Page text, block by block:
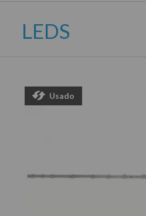
LEDS
Usado